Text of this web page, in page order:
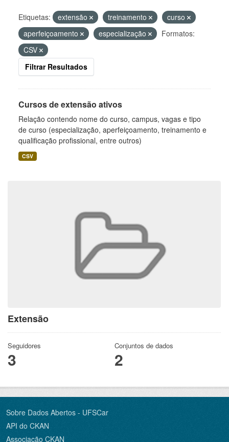
Extensão
Seguidores
3
Conjuntos de dados
2
Etiquetas: extensão treinamento
curso
aperfeiçoamento
especialização
Formatos:
CSV
Filtrar Resultados
Cursos de extensão ativos
Relação contendo nome do curso, campus, vagas e tipo
de curso (especialização, aperfeiçoamento, treinamento e
qualificação profissional, entre outros)
CSV
Sobre Dados Abertos - UFSCar
API do CKAN
Associação CKAN